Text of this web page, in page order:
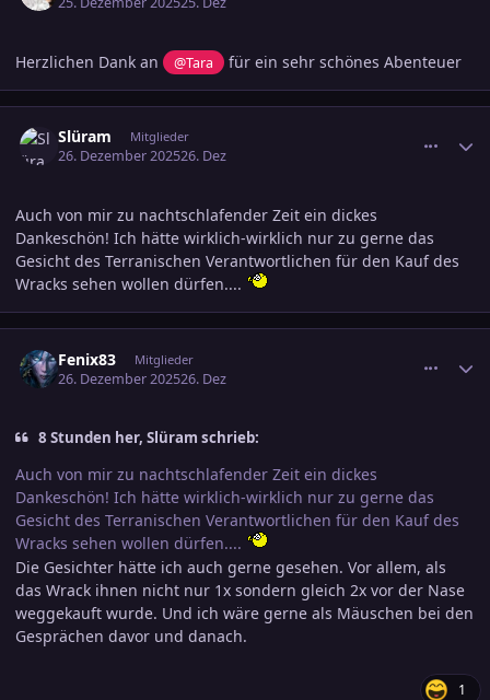
Herzlichen Dank an @Tara für ein sehr schönes Abenteuer
Slüram Mitglieder
26. Dezember 202526. Dez
Auch von mir zu nachtschlafender Zeit ein dickes
Dankeschön! Ich hätte wirklich-wirklich nur zu gerne das
Gesicht des Terranischen Verantwortlichen für den Kauf des
Wracks sehen wollen dürfen....
Fenix83 Mitglieder
26. Dezember 202526. Dez
8 Stunden her, Slüram schrieb:
Auch von mir zu nachtschlafender Zeit ein dickes
Dankeschön! Ich hätte wirklich-wirklich nur zu gerne das
Gesicht des Terranischen Verantwortlichen für den Kauf des
Wracks sehen wollen dürfen....
Die Gesichter hätte ich auch gerne gesehen. Vor allem, als
das Wrack ihnen nicht nur 1x sondern gleich 2x vor der Nase
weggekauft wurde. Und ich wäre gerne als Mäuschen bei den
Gesprächen davor und danach.
1